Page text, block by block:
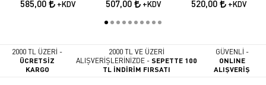
Eldiveni
585,00 +KDV 507,00 +KDV 520,00 +KDV
2000 TL ÜZERİ -
ÜCRETSİZ
KARGO
2000 TL VE ÜZERİ
ALIŞVERİŞLERİNİZDE -SEPETTE 100
TL İNDİRİM FIRSATI
GÜVENLİ -
ONLINE
ALIŞVERİŞ